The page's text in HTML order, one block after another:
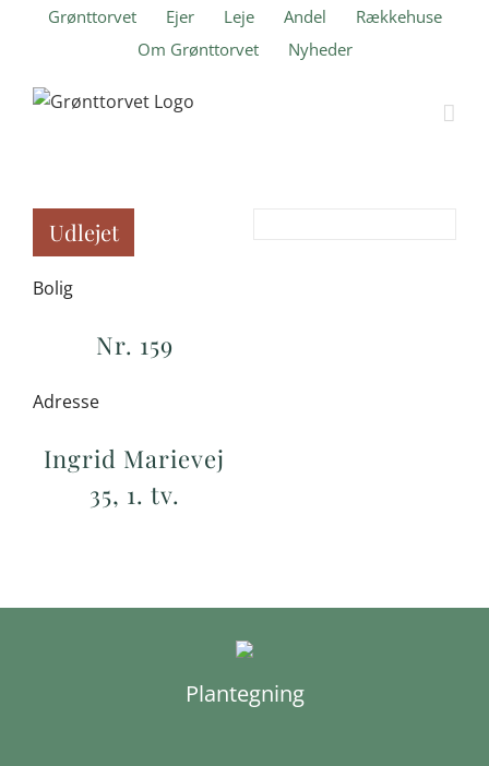
Grønttorvet Ejer Leje Andel
Rækkehuse
Om Grønttorvet
Nyheder
Udlejet
Bolig
Nr. 159
Adresse
Ingrid Marievej
35, 1. tv.
Plantegning